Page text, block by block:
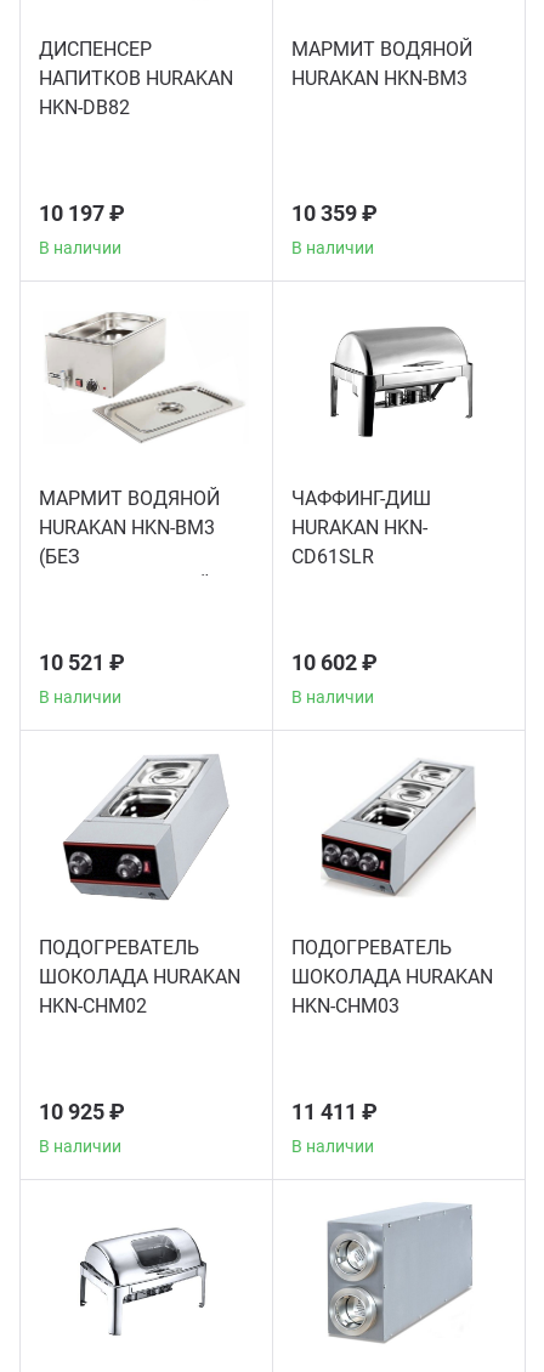
ДИСПЕНСЕР
НАПИТКОВ HURAKAN
HKN-DB82
10 197 ₽
В наличии
МАРМИТ ВОДЯНОЙ
HURAKAN HKN-BM3
10 359 ₽
В наличии
МАРМИТ ВОДЯНОЙ
HURAKAN HKN-BM3
(БЕЗ
10 521 ₽
В наличии
ЧАФФИНГ-ДИШ
HURAKAN HKN-
CD61SLR
10 602 ₽
В наличии
ПОДОГРЕВАТЕЛЬ
ШОКОЛАДА HURAKAN
HKN-CHM02
10 925 ₽
В наличии
ПОДОГРЕВАТЕЛЬ
ШОКОЛАДА HURAKAN
HKN-CHM03
11 411 ₽
В наличии